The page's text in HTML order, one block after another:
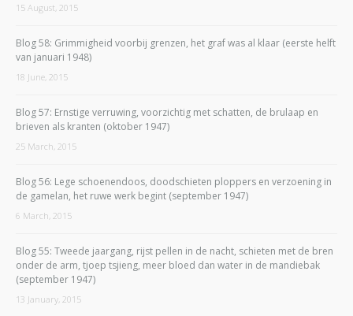
15 August, 2015
Blog 58: Grimmigheid voorbij grenzen, het graf was al klaar (eerste helft
van januari 1948)
18 June, 2015
Blog 57: Ernstige verruwing, voorzichtig met schatten, de brulaap en
brieven als kranten (oktober 1947)
25 March, 2015
Blog 56: Lege schoenendoos, doodschieten ploppers en verzoening in
de gamelan, het ruwe werk begint (september 1947)
6 March, 2015
Blog 55: Tweede jaargang, rijst pellen in de nacht, schieten met de bren
onder de arm, tjoep tsjieng, meer bloed dan water in de mandiebak
(september 1947)
13 January, 2015